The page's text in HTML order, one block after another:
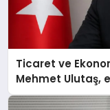
Ticaret ve
Mehmet Ulutaş,
açıklamada